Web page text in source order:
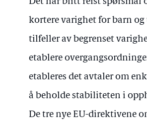
kortere varighet for barn
tilfeller av begrenset
etablere
etableres det avtaler om
å beholde stabiliteten i
De tre nye EU-direktivene